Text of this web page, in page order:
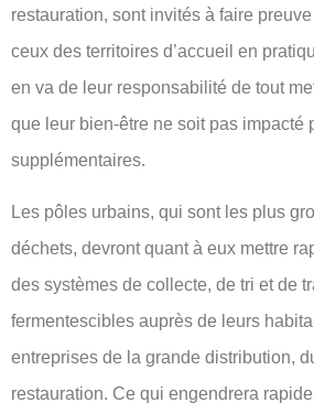
restauration, sont invités à faire
ceux des territoires d’accueil en
en va de leur responsabilité de tout
que leur bien-être ne soit pas impacté
supplémentaires.
Les pôles urbains, qui sont les plus
déchets, devront quant à eux mettre
des systèmes de collecte, de tri et de
fermentescibles auprès de leurs
entreprises de la grande distribution,
restauration. Ce qui engendrera